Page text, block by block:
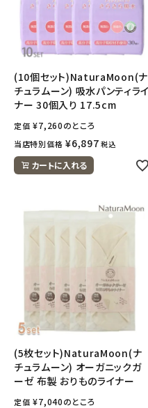
(10個セット)NaturaMoon(ナ
チュラムーン) 吸水パンティライ
ナー 30個入り 17.5cm
定価 ¥7,260のところ
当店特別価格 ¥6,897 税込
カートに入れる
(5枚セット)NaturaMoon(ナ
チュラムーン) オーガニックガ
ーゼ 布製 おりものライナー
定価 ¥7,040のところ